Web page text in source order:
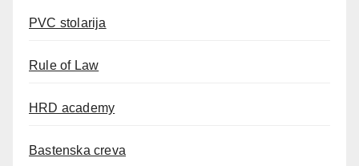
PVC stolarija
Rule of Law
HRD academy
Bastenska creva